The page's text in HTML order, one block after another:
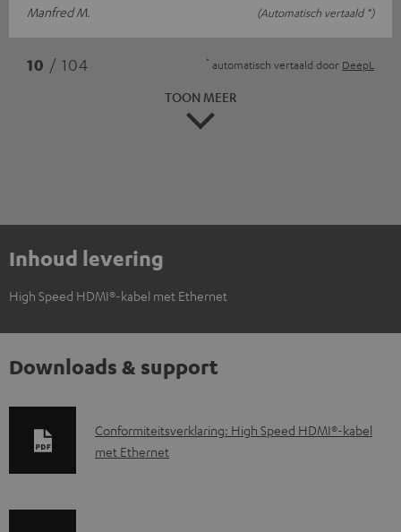
Manfred M.
(Automatisch vertaald *)
10 / 104 * automatisch vertaald door DeepL
TOON MEER
Inhoud levering
High Speed HDMI®-kabel met Ethernet
Downloads & support
D
o
Conformiteitsverklaring: High Speed HDMI®-kabel
met Ethernet